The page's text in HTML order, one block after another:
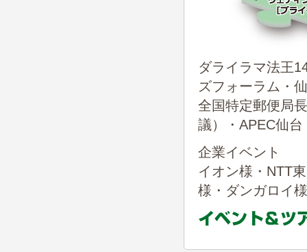
ダライラマ法王
ズフォーラム・
全国特定郵便局
議）・APEC仙
企業イベント
イオン様・NTT
様・ダンガロイ